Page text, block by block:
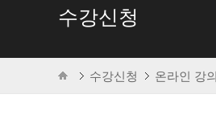
수강신청
수강신청 온라인 강의